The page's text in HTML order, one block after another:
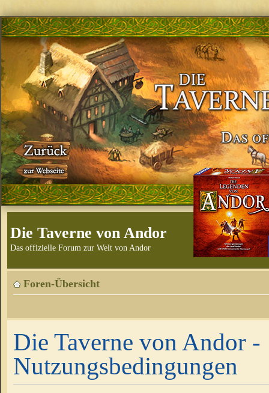
Die Taverne von Andor
Das offizielle Forum zur Welt von Andor
Foren-Übersicht
Die Taverne von Andor -
Nutzungsbedingungen